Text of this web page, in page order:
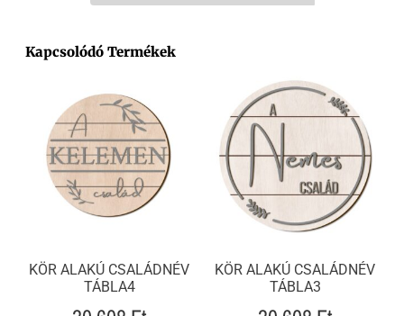
Kapcsolódó Termékek
KÖR ALAKÚ CSALÁDNÉV
TÁBLA4
KÖR ALAKÚ CSALÁDNÉV
TÁBLA3